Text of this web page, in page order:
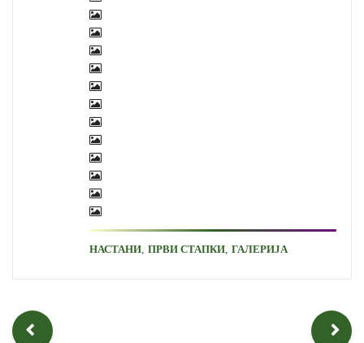
НАСТАНИ ,ПРВИ СТАПКИ ,ГАЛЕРИЈА